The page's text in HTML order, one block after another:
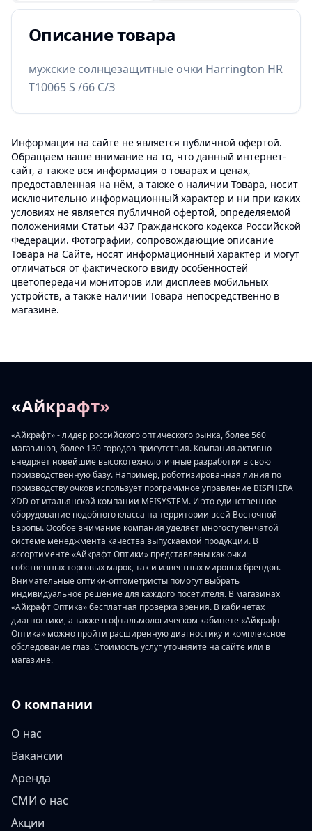
Описание товара
мужские солнцезащитные очки Harrington HR
T10065 S /66 С/З
Информация на сайте не является публичной офертой.
Обращаем ваше внимание на то, что данный интернет-
сайт, а также вся информация о товарах и ценах,
предоставленная на нём, а также о наличии Товара, носит
исключительно информационный характер и ни при каких
условиях не является публичной офертой, определяемой
положениями Статьи 437 Гражданского кодекса Российской
Федерации. Фотографии, сопровождающие описание
Товара на Сайте, носят информационный характер и могут
отличаться от фактического ввиду особенностей
цветопередачи мониторов или дисплеев мобильных
устройств, а также наличии Товара непосредственно в
магазине.
«Айкрафт»
«Айкрафт» - лидер российского оптического рынка, более 560
магазинов, более 130 городов присутствия. Компания активно
внедряет новейшие высокотехнологичные разработки в свою
производственную базу. Например, роботизированная линия по
производству очков использует программное управление BISPHERA
XDD от итальянской компании MEISYSTEM. И это единственное
оборудование подобного класса на территории всей Восточной
Европы. Особое внимание компания уделяет многоступенчатой
системе менеджмента качества выпускаемой продукции. В
ассортименте «Айкрафт Оптики» представлены как очки
собственных торговых марок, так и известных мировых брендов.
Внимательные оптики-оптометристы помогут выбрать
индивидуальное решение для каждого посетителя. В магазинах
«Айкрафт Оптика» бесплатная проверка зрения. В кабинетах
диагностики, а также в офтальмологическом кабинете «Айкрафт
Оптика» можно пройти расширенную диагностику и комплексное
обследование глаз. Стоимость услуг уточняйте на сайте или в
магазине.
О компании
О нас
Вакансии
Аренда
СМИ о нас
Акции